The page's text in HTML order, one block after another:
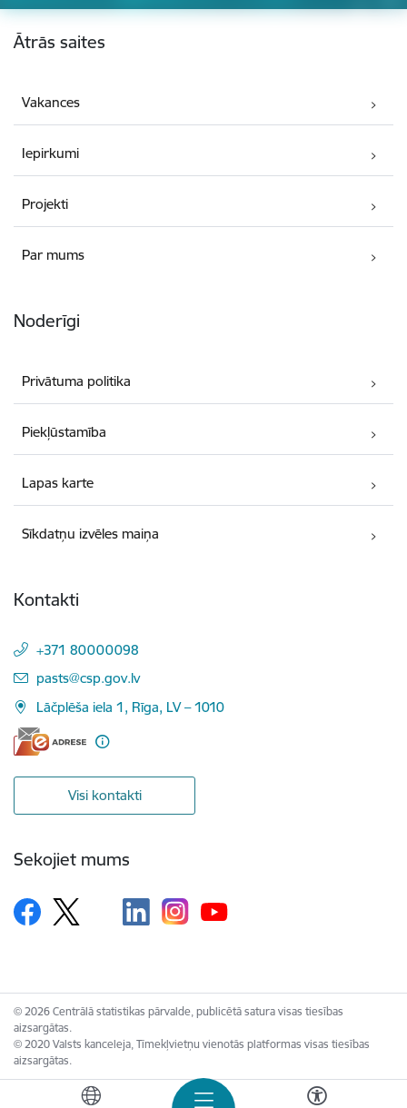
Kājene
Ātrās saites
Vakances
Iepirkumi
Projekti
Par mums
Noderīgi
Privātuma politika
Piekļūstamība
Lapas karte
Sīkdatņu izvēles maiņa
Kontakti
+371 80000098
E-pasts:
pasts@csp.gov.lv
Lāčplēša iela 1, Rīga, LV – 1010
Visi kontakti
Sekojiet mums
© 2026 Centrālā statistikas pārvalde, publicētā satura visas tiesības
aizsargātas.
© 2020 Valsts kanceleja, Tīmekļvietņu vienotās platformas visas tiesības
aizsargātas.